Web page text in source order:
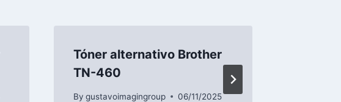
Tóner alternativo Brother
TN-460
By gustavoimagingroup 06/11/2025